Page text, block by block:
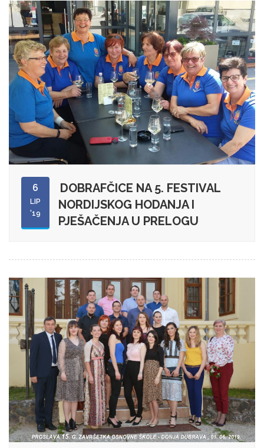
6
LIP
'19
DOBRAFČICE NA 5. FESTIVAL
NORDIJSKOG HODANJA I
PJEŠAČENJA U PRELOGU